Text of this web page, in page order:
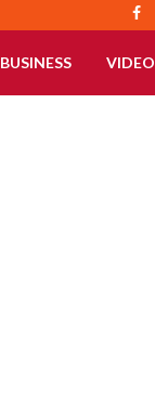
BUSINESS VIDEO